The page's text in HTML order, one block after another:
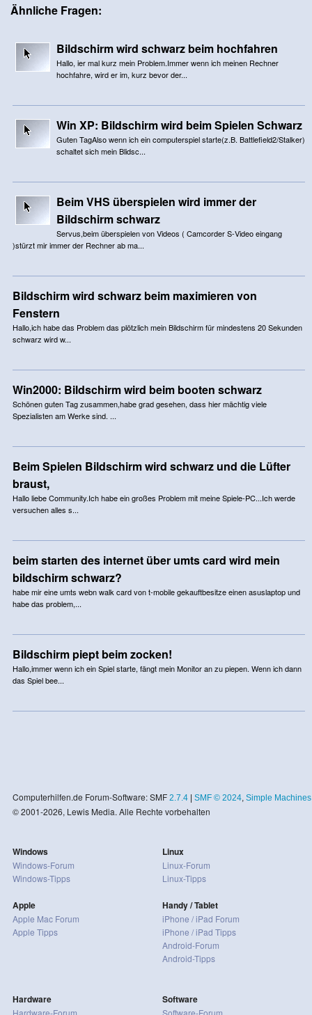
Ähnliche Fragen:
Bildschirm wird schwarz beim hochfahren
Hallo, ier mal kurz mein Problem.Immer wenn ich meinen Rechner
hochfahre, wird er im, kurz bevor der...
Win XP: Bildschirm wird beim Spielen Schwarz
Guten TagAlso wenn ich ein computerspiel starte(z.B. Battlefield2/Stalker)
schaltet sich mein Blidsc...
Beim VHS überspielen wird immer der
Bildschirm schwarz
Servus,beim überspielen von Videos ( Camcorder S-Video eingang
)stürzt mir immer der Rechner ab ma...
Bildschirm wird schwarz beim maximieren von
Fenstern
Hallo,ich habe das Problem das plötzlich mein Bildschirm für mindestens 20 Sekunden
schwarz wird w...
Win2000: Bildschirm wird beim booten schwarz
Schönen guten Tag zusammen,habe grad gesehen, dass hier mächtig viele
Spezialisten am Werke sind. ...
Beim Spielen Bildschirm wird schwarz und die Lüfter
braust,
Hallo liebe Community.Ich habe ein großes Problem mit meine Spiele-PC...Ich werde
versuchen alles s...
beim starten des internet über umts card wird mein
bildschirm schwarz?
habe mir eine umts webn walk card von t-mobile gekauftbesitze einen asuslaptop und
habe das problem,...
Bildschirm piept beim zocken!
Hallo,immer wenn ich ein Spiel starte, fängt mein Monitor an zu piepen. Wenn ich dann
das Spiel bee...
Computerhilfen.de Forum-Software: SMF 2.7.4| SMF © 2024, Simple Machines
© 2001-2026, Lewis Media. Alle Rechte vorbehalten
Windows
Windows-Forum
Windows-Tipps
Apple
Apple Mac Forum
Apple Tipps
Linux
Linux-Forum
Linux-Tipps
Handy / Tablet
iPhone / iPad Forum
iPhone / iPad Tipps
Android-Forum
Android-Tipps
Hardware
Hardware-Forum
Software
Software-Forum